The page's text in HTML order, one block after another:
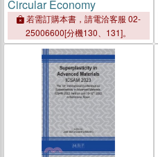
Circular Economy
若需訂購本書，請電洽客服 02-
25006600[分機130、131]。